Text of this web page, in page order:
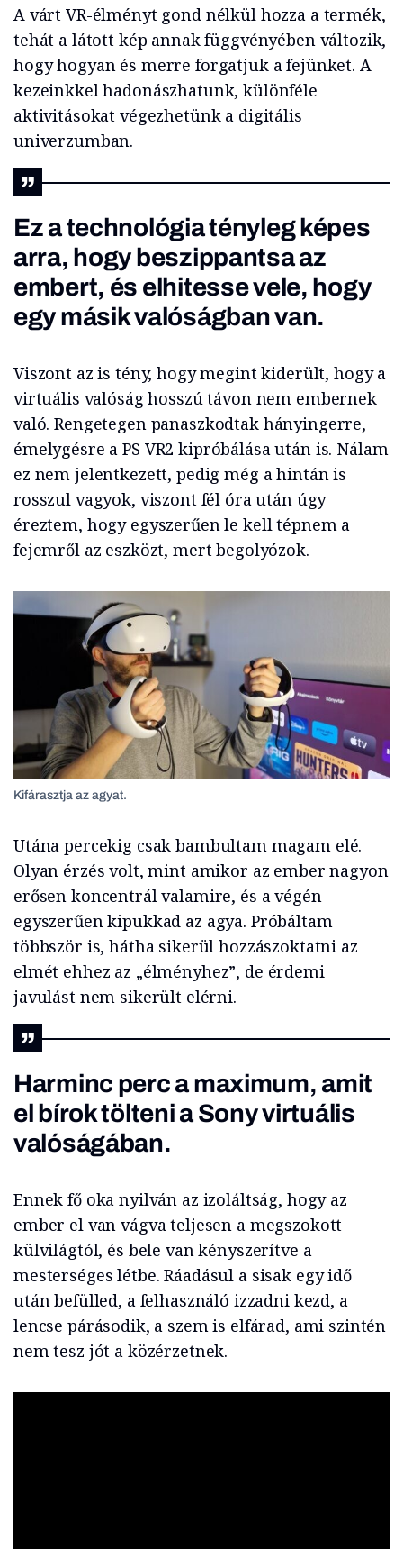
A várt VR-élményt gond nélkül hozza a termék,
tehát a látott kép annak függvényében változik,
hogy hogyan és merre forgatjuk a fejünket. A
kezeinkkel hadonászhatunk, különféle
aktivitásokat végezhetünk a digitális
univerzumban.
Ez a technológia tényleg képes
arra, hogy beszippantsa az
embert, és elhitesse vele, hogy
egy másik valóságban van.
Viszont az is tény, hogy megint kiderült, hogy a
virtuális valóság hosszú távon nem embernek
való. Rengetegen panaszkodtak hányingerre,
émelygésre a PS VR2 kipróbálása után is. Nálam
ez nem jelentkezett, pedig még a hintán is
rosszul vagyok, viszont fél óra után úgy
éreztem, hogy egyszerűen le kell tépnem a
fejemről az eszközt, mert begolyózok.
Kifárasztja az agyat.
Utána percekig csak bambultam magam elé.
Olyan érzés volt, mint amikor az ember nagyon
erősen koncentrál valamire, és a végén
egyszerűen kipukkad az agya. Próbáltam
többször is, hátha sikerül hozzászoktatni az
elmét ehhez az „élményhez”, de érdemi
javulást nem sikerült elérni.
Harminc perc a maximum, amit
el bírok tölteni a Sony virtuális
valóságában.
Ennek fő oka nyilván az izoláltság, hogy az
ember el van vágva teljesen a megszokott
külvilágtól, és bele van kényszerítve a
mesterséges létbe. Ráadásul a sisak egy idő
után befülled, a felhasználó izzadni kezd, a
lencse párásodik, a szem is elfárad, ami szintén
nem tesz jót a közérzetnek.